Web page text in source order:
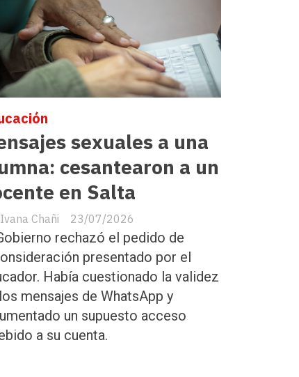
sexuales a una
cesantearon a un
en Salta
Ivana Chañi 23/07/2026
rechazó el pedido de
presentado por el
Había cuestionado la validez
mensajes de WhatsApp y
un supuesto acceso
a su cuenta.